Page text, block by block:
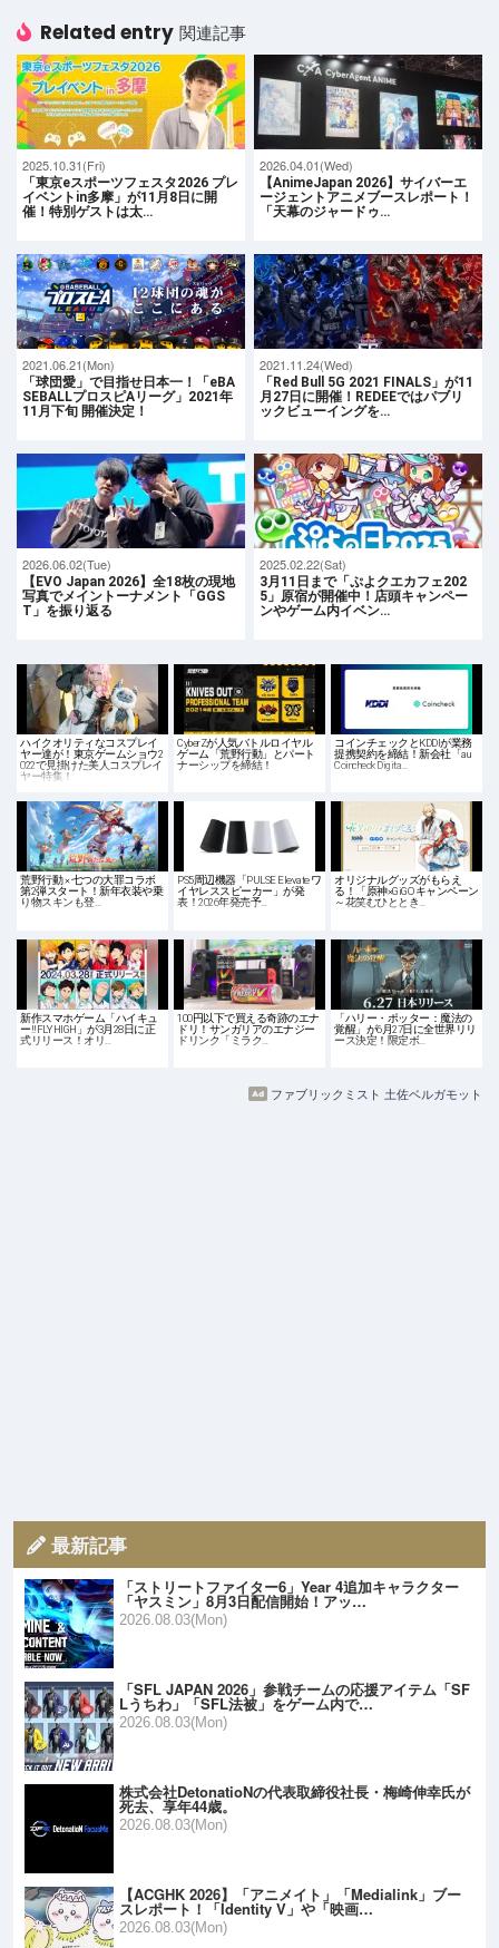
Related entry 関連記事
2025.10.31(Fri)
「東京eスポーツフェスタ2026 プレ
イベントin多摩」が11月8日に開
催！特別ゲストは太…
2026.04.01(Wed)
【AnimeJapan 2026】サイバーエ
ージェントアニメブースレポート！
「天幕のジャードゥ…
2021.06.21(Mon)
「球団愛」で目指せ日本一！「eBA
SEBALLプロスピAリーグ」2021年
11月下旬 開催決定！
2021.11.24(Wed)
「Red Bull 5G 2021 FINALS」が11
月27日に開催！REDEEではパブリ
ックビューイングを…
2026.06.02(Tue)
【EVO Japan 2026】全18枚の現地
写真でメイントーナメント「GGS
T」を振り返る
2025.02.22(Sat)
3月11日まで「ぷよクエカフェ202
5」原宿が開催中！店頭キャンペー
ンやゲーム内イベン…
ハイクオリティなコスプレイ
ヤー達が！東京ゲームショウ2
022で見掛けた美人コスプレイ
ヤー特集！
CyberZが人気バトルロイヤル
ゲーム「荒野行動」とパート
ナーシップを締結！
コインチェックとKDDIが業務
提携契約を締結！新会社「au
Coincheck Digita…
荒野行動 × 七つの大罪コラボ
第2弾スタート！新年衣装や乗
り物スキンも登…
PS5周辺機器「PULSE Elevate ワ
イヤレススピーカー」が発
表！2026年発売予…
オリジナルグッズがもらえ
る！「原神×GiGO キャンペーン
～花笑むひととき…
新作スマホゲーム「ハイキュ
ー!!FLY HIGH」が3月28日に正
式リリース！オリ…
100円以下で買える奇跡のエナ
ドリ！サンガリアのエナジー
ドリンク「ミラク…
「ハリー・ポッター：魔法の
覚醒」が6月27日に全世界リリ
ース決定！限定ボ…
ファブリックミスト 土佐ベルガモット
最新記事
「ストリートファイター6」Year 4追加キャラクター
「ヤスミン」8月3日配信開始！アッ…
2026.08.03(Mon)
「SFL JAPAN 2026」参戦チームの応援アイテム「SF
Lうちわ」「SFL法被」をゲーム内で…
2026.08.03(Mon)
株式会社DetonatioNの代表取締役社長・梅崎伸幸氏が
死去、享年44歳。
2026.08.03(Mon)
【ACGHK 2026】「アニメイト」「Medialink」ブー
スレポート！「Identity V」や「映画…
2026.08.03(Mon)